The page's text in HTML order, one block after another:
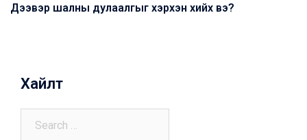
Дээвэр шалны дулаалгыг хэрхэн хийх вэ?
Хайлт